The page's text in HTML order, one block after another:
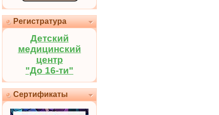
Регистратура
Детский
медицинский
центр
"До 16-ти"
Сертификаты